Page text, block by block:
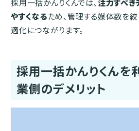
採用一括かんりくんでは、注力すべ
やすくなるため、管理する媒体数を絞
適化につながります。
採用一括かんりくんを
業側のデメリット